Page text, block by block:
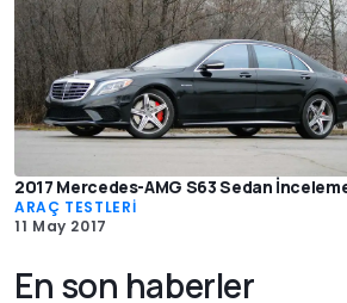
2017 Mercedes-AMG S63 Sedan
ARAÇ TESTLERİ
11 May 2017
En son haberler